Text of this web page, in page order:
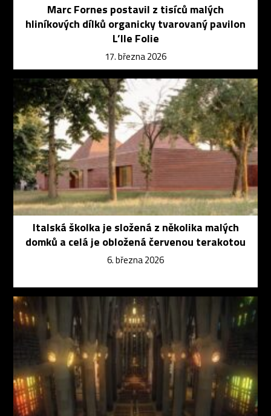
Marc Fornes postavil z tisíců malých
hliníkových dílků organicky tvarovaný pavilon
L’Ile Folie
17. března 2026
Italská školka je složená z několika malých
domků a celá je obložená červenou terakotou
6. března 2026